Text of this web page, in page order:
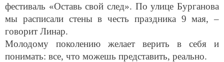
фестиваль «Оставь свой след». По улице Бурганова
мы расписали стены в честь праздника 9 мая, –
говорит Линар.
Молодому поколению желает верить в себя и
понимать: все, что можешь представить, реально.